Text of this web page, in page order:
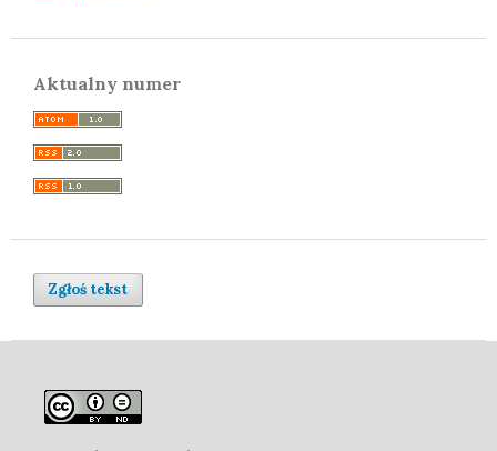
Aktualny numer
Zgłoś tekst